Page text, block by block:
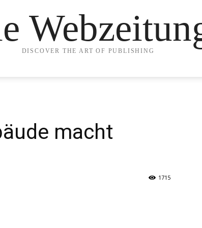
DISCOVER THE ART OF PUBLISHING
macht
1715